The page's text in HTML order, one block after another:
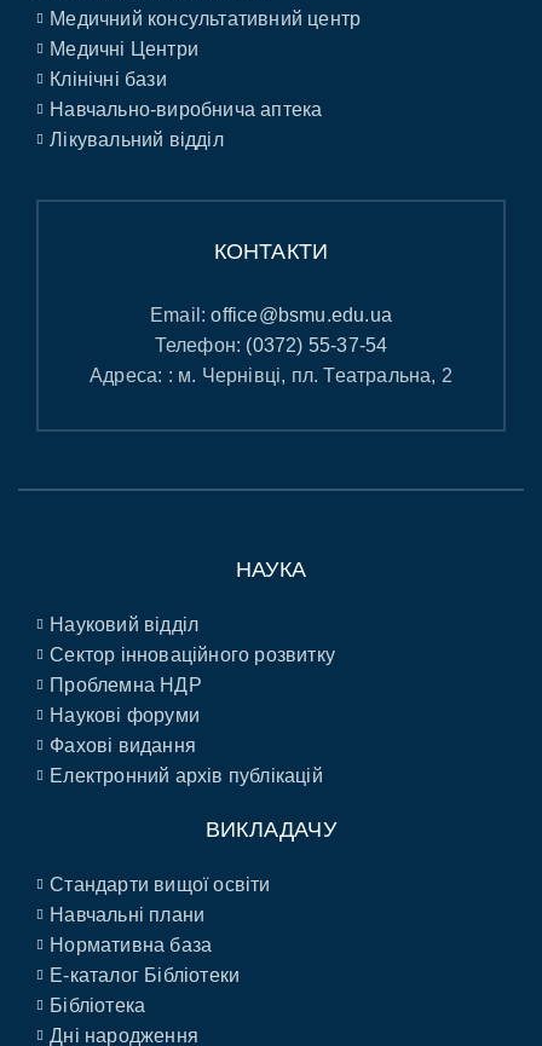
Медичний консультативний центр
Медичні Центри
Клінічні бази
Навчально-виробнича аптека
Лікувальний відділ
КОНТАКТИ
Email:office@bsmu.edu.ua
Телефон: (0372) 55-37-54
Адреса: : м. Чернівці, пл. Театральна, 2
НАУКА
Науковий відділ
Сектор інноваційного розвитку
Проблемна НДР
Наукові форуми
Фахові видання
Електронний архів публікацій
ВИКЛАДАЧУ
Стандарти вищої освіти
Навчальні плани
Нормативна база
E-каталог Бібліотеки
Бібліотека
Дні народження